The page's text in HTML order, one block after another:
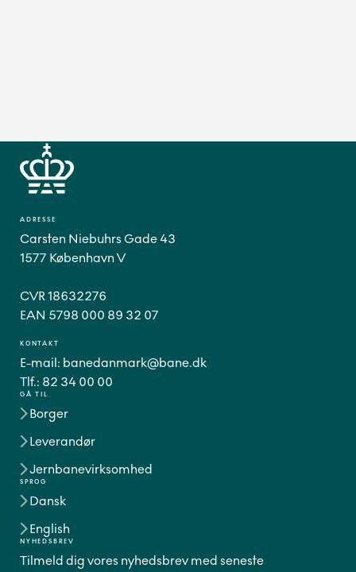
GÅ TIL
Borger
Leverandør
Jernbanevirksomhed
SPROG
Dansk
English
ADRESSE
Carsten Niebuhrs Gade 43
1577 København V
CVR 18632276
EAN 5798 000 89 32 07
KONTAKT
E-mail: banedanmark@bane.dk
Tlf.: 82 34 00 00
NYHEDSBREV
Tilmeld dig vores nyhedsbrev med seneste